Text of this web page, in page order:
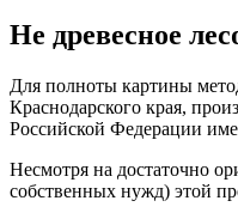
Не древесное
Для полноты картины
Краснодарского края,
Российской Федерации
Несмотря на достаточно
собственных нужд) этой